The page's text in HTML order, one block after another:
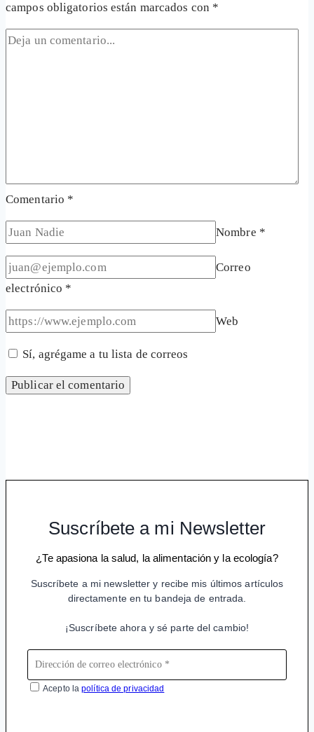
campos obligatorios están marcados con *
Comentario *
Nombre *
Correo
electrónico *
Web
Sí, agrégame a tu lista de correos
Suscríbete a mi Newsletter
¿Te apasiona la salud, la alimentación y la ecología?
Suscríbete a mi newsletter y recibe mis últimos artículos
directamente en tu bandeja de entrada.
¡Suscríbete ahora y sé parte del cambio!
Acepto lapolítica de privacidad